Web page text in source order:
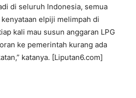
di seluruh Indonesia, semua
elpiji melimpah di
kali mau susun anggaran LPG
ke pemerintah kurang ada
katanya. [Liputan6.com]